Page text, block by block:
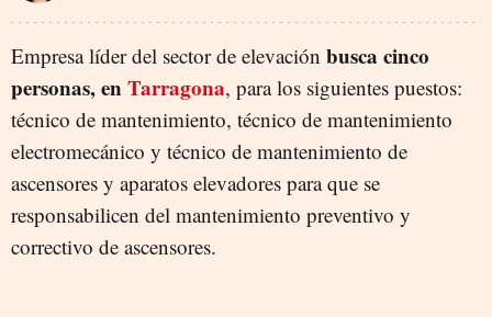
Empresa líder del sector de elevación busca cinco
personas, enTarragona, para los siguientes puestos:
técnico de mantenimiento, técnico de mantenimiento
electromecánico y técnico de mantenimiento de
ascensores y aparatos elevadores para que se
responsabilicen del mantenimiento preventivo y
correctivo de ascensores.